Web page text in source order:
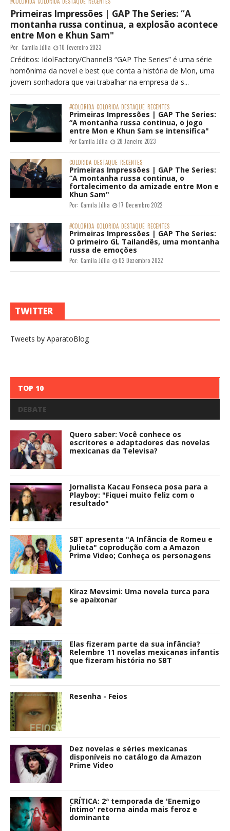
Primeiras Impressões | GAP The Series: “A
montanha russa continua, a explosão acontece
entre Mon e Khun Sam"
Por: Camila Júlia 10 Fevereiro 2023
Créditos: IdolFactory/Channel3 “GAP The Series” é uma série
homônima da novel e best que conta a história de Mon, uma
jovem sonhadora que vai trabalhar na empresa da s...
#COLORIDA COLORIDA DESTAQUE RECENTES
Primeiras Impressões | GAP The Series:
“A montanha russa continua, o jogo
entre Mon e Khun Sam se intensifica"
Por:Camila Júlia 28 Janeiro 2023
COLORIDA DESTAQUE RECENTES
Primeiras Impressões | GAP The Series:
“A montanha russa continua, o
fortalecimento da amizade entre Mon e
Khun Sam"
Por: Camila Júlia 17 Dezembro 2022
#COLORIDA COLORIDA DESTAQUE RECENTES
Primeiras Impressões | GAP The Series:
O primeiro GL Tailandês, uma montanha
russa de emoções
Por: Camila Júlia 02 Dezembro 2022
TWITTER
Tweets by AparatoBlog
TOP 10
DEBATE
Quero saber: Você conhece os
escritores e adaptadores das novelas
mexicanas da Televisa?
Jornalista Kacau Fonseca posa para a
Playboy: "Fiquei muito feliz com o
resultado"
SBT apresenta "A Infância de Romeu e
Julieta" coprodução com a Amazon
Prime Video; Conheça os personagens
Kiraz Mevsimi: Uma novela turca para
se apaixonar
Elas fizeram parte da sua infância?
Relembre 11 novelas mexicanas infantis
que fizeram história no SBT
Resenha - Feios
Dez novelas e séries mexicanas
disponíveis no catálogo da Amazon
Prime Video
CRÍTICA: 2ª temporada de 'Enemigo
Íntimo' retorna ainda mais feroz e
dominante